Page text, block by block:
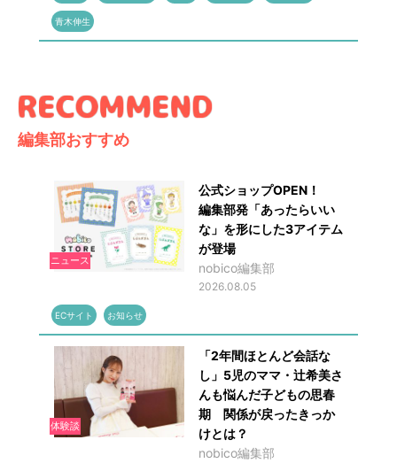
青木伸生
編集部おすすめ
ニュース
公式ショップOPEN！
編集部発「あったらいい
な」を形にした3アイテム
が登場
nobico編集部
2026.08.05
ECサイト お知らせ
体験談
「2年間ほとんど会話な
し」5児のママ・辻希美さ
んも悩んだ子どもの思春
期 関係が戻ったきっか
けとは？
nobico編集部